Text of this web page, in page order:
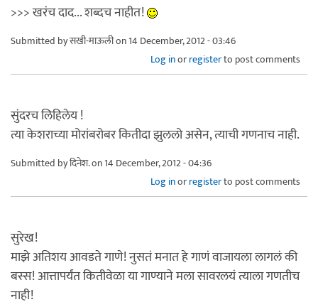
>>> खरंच दाद... शब्दच नाहीत!
Submitted byसखी-माऊलीon 14 December, 2012 - 03:46
Log inorregisterto post comments
सुंदरच लिहिलेय !
त्या केशराच्या मोरांबरोबर कितीदा झुललो असेन, त्याची गणनाच नाही.
Submitted byदिनेश.on 14 December, 2012 - 04:36
Log inorregisterto post comments
सुरेख!
माझे अतिशय आवडते गाणे! नुसतं मनात हे गाणं वाजायला लागलं की
बस्स! आत्तापर्यंत कितीवेळा या गाण्याने मला सावरलयं त्याला गणतीच
नाही!